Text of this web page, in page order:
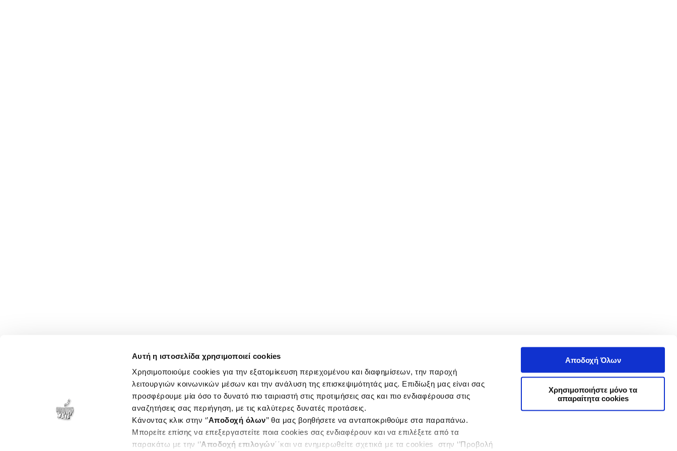
Αυτή η ιστοσελίδα χρησιμοποιεί cookies
Χρησιμοποιούμε cookies για την εξατομίκευση περιεχομένου και διαφημίσεων, την παροχή
λειτουργιών κοινωνικών μέσων και την ανάλυση της επισκεψιμότητάς μας. Επιδίωξη μας είναι σας
προσφέρουμε μία όσο το δυνατό πιο ταιριαστή στις προτιμήσεις σας και πιο ενδιαφέρουσα στις
αναζητήσεις σας περιήγηση, με τις καλύτερες δυνατές προτάσεις.
Κάνοντας κλικ στην ‘’Αποδοχή όλων’’ θα μας βοηθήσετε να ανταποκριθούμε στα παραπάνω.
Μπορείτε επίσης να επεξεργαστείτε ποια cookies σας ενδιαφέρουν και να επιλέξετε από τα
παρακάτω με την ‘’Αποδοχή επιλογών΄΄και να ενημερωθείτε σχετικά με τα cookies στην ‘’Προβολή
Αποδοχή Όλων
Χρησιμοποιήστε μόνο τα
απαραίτητα cookies